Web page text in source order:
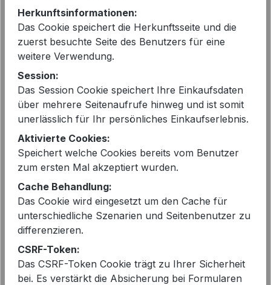
Größeauswählen
40
Produkt Anzahl: Gib den
EAN:2000056300312
Artikelnummer:24611-GEORGIE
Hübscher Blazer in hellen Blautönen
aus Bouclé von Maiden Lane. Der
Herkunftsinformationen:
Das Cookie speichert die Herkunftsseite und die
zuerst besuchte Seite des Benutzers für eine
weitere Verwendung.
Session:
Das Session Cookie speichert Ihre Einkaufsdaten
über mehrere Seitenaufrufe hinweg und ist somit
unerlässlich für Ihr persönliches Einkaufserlebnis.
Aktivierte Cookies:
Speichert welche Cookies bereits vom Benutzer
zum ersten Mal akzeptiert wurden.
Cache Behandlung:
Das Cookie wird eingesetzt um den Cache für
unterschiedliche Szenarien und Seitenbenutzer zu
differenzieren.
CSRF-Token:
Das CSRF-Token Cookie trägt zu Ihrer Sicherheit
bei. Es verstärkt die Absicherung bei Formularen